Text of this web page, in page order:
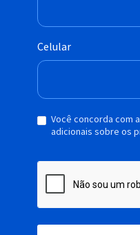
Celular
Você concorda com
adicionais sobre os